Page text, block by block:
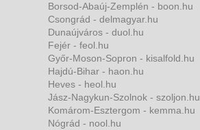
Borsod-Abaúj-Zemplén - boon.hu
Csongrád - delmagyar.hu
Dunaújváros - duol.hu
Fejér - feol.hu
Győr-Moson-Sopron - kisalfold.hu
Hajdú-Bihar - haon.hu
Heves - heol.hu
Jász-Nagykun-Szolnok - szoljon.hu
Komárom-Esztergom - kemma.hu
Nógrád - nool.hu